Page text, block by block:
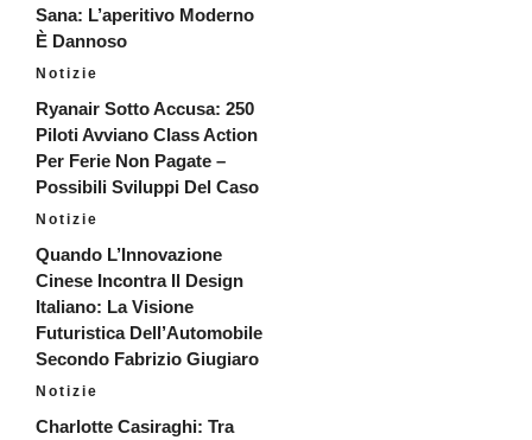
Sana: L’aperitivo Moderno
È Dannoso
Notizie
Ryanair Sotto Accusa: 250
Piloti Avviano Class Action
Per Ferie Non Pagate –
Possibili Sviluppi Del Caso
Notizie
Quando L’Innovazione
Cinese Incontra Il Design
Italiano: La Visione
Futuristica Dell’Automobile
Secondo Fabrizio Giugiaro
Notizie
Charlotte Casiraghi: Tra